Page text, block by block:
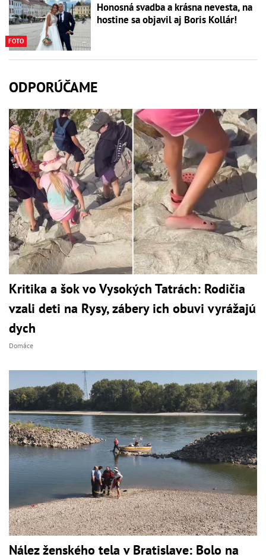
FOTO
Honosná svadba a krásna nevesta, na
hostine sa objavil aj Boris Kollár!
ODPORÚČAME
Kritika a šok vo Vysokých Tatrách: Rodičia
vzali deti na Rysy, zábery ich obuvi vyrážajú
dych
Domáce
Nález ženského tela v Bratislave: Bolo na